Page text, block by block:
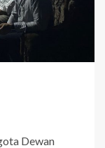
Dewan